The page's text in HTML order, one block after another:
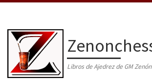
Libros de Ajedrez de GM